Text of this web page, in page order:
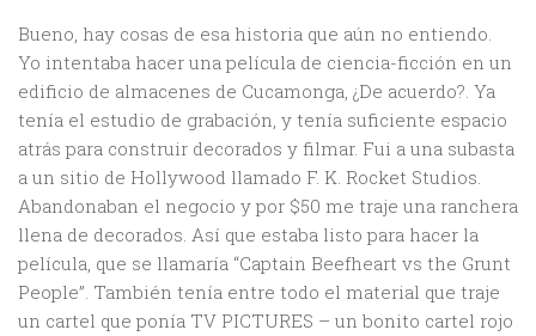
Bueno, hay cosas de esa historia que aún no entiendo.
Yo intentaba hacer una película de ciencia-ficción en un
edificio de almacenes de Cucamonga, ¿De acuerdo?. Ya
tenía el estudio de grabación, y tenía suficiente espacio
atrás para construir decorados y filmar. Fui a una subasta
a un sitio de Hollywood llamado F. K. Rocket Studios.
Abandonaban el negocio y por $50 me traje una ranchera
llena de decorados. Así que estaba listo para hacer la
película, que se llamaría “Captain Beefheart vs the Grunt
People”. También tenía entre todo el material que traje
un cartel que ponía TV PICTURES – un bonito cartel rojo